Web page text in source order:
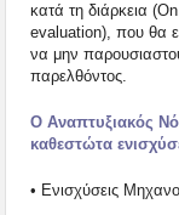
κατά τη διάρκεια
evaluation), που θα
να μην
παρελθόντος.
Ο Αναπτυξιακός
καθεστώτα
• Ενισχύσεις